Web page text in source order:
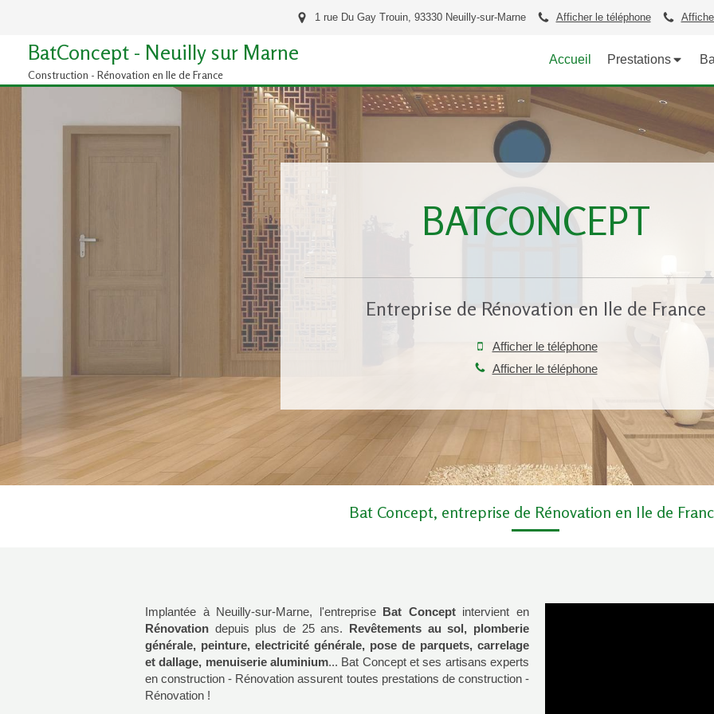
1 rue Du Gay Trouin, 93330 Neuilly-sur-Marne Afficher le téléphone
Accueil Prestations
BatConcept - Neuilly sur Marne
Construction - Rénovation en Ile de France
BATCONCEPT
Entreprise de Rénovation en Ile de France
Afficher le téléphone
Afficher le téléphone
Bat Concept, entreprise de Rénovation en Ile de
Implantée à Neuilly-sur-Marne, l'entreprise Bat Conceptintervient en
Rénovation depuis plus de 25 ans. Revêtements au sol, plomberie
générale, peinture, electricité générale, pose de parquets, carrelage
et dallage, menuiserie aluminium... Bat Concept et ses artisans experts
en construction - Rénovation assurent toutes prestations de construction -
Rénovation !